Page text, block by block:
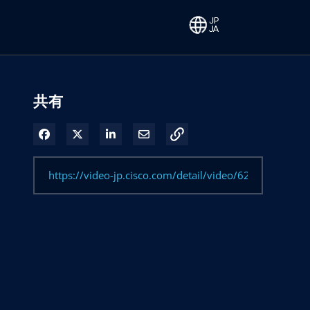
共有
Facebook で共有
Xで共有する
LinkedIn で共有
電子メールで共有